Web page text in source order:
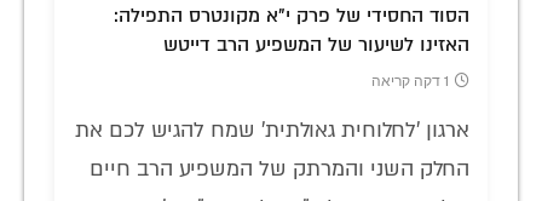
הסוד החסידי של פרק י"א מקונטרס התפילה:
האזינו לשיעור של המשפיע הרב דייטש
1 דקה קריאה
ארגון 'לחלוחית גאולתית' שמח להגיש לכם את
החלק השני והמרתק של המשפיע הרב חיים